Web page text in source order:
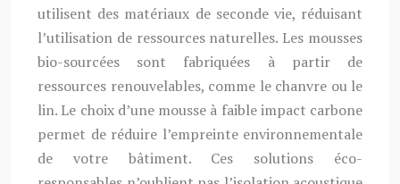
utilisent des matériaux de seconde vie, réduisant
l’utilisation de ressources naturelles. Les mousses
bio-sourcées sont fabriquées à partir de
ressources renouvelables, comme le chanvre ou le
lin. Le choix d’une mousse à faible impact carbone
permet de réduire l’empreinte environnementale
de votre bâtiment. Ces solutions éco-